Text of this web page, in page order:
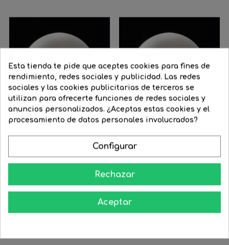

Esta tienda te pide que aceptes cookies para fines de
rendimiento, redes sociales y publicidad. Las redes
sociales y las cookies publicitarias de terceros se
utilizan para ofrecerte funciones de redes sociales y
anuncios personalizados. ¿Aceptas estas cookies y el
procesamiento de datos personales involucrados?
Configurar
Rechazar
Aceptar